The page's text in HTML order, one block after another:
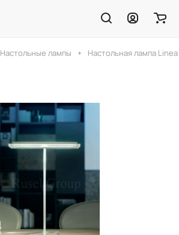
Настольные лампы Настольная лампа